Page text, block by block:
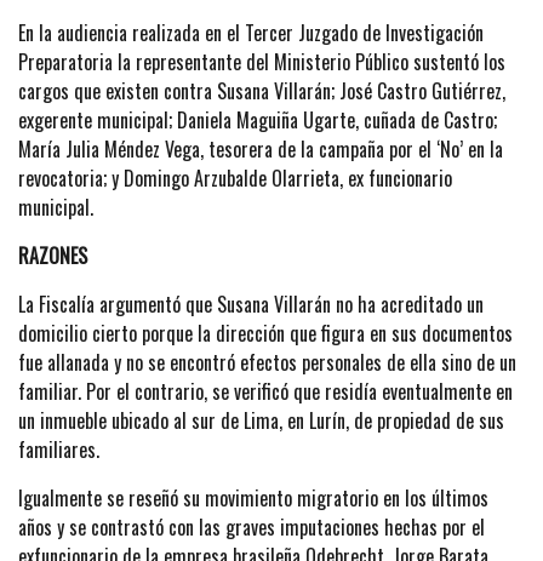
En la audiencia realizada en el Tercer Juzgado de Investigación
Preparatoria la representante del Ministerio Público sustentó los
cargos que existen contra Susana Villarán; José Castro Gutiérrez,
exgerente municipal; Daniela Maguiña Ugarte, cuñada de Castro;
María Julia Méndez Vega, tesorera de la campaña por el ‘No’ en la
revocatoria; y Domingo Arzubalde Olarrieta, ex funcionario
municipal.
RAZONES
La Fiscalía argumentó que Susana Villarán no ha acreditado un
domicilio cierto porque la dirección que figura en sus documentos
fue allanada y no se encontró efectos personales de ella sino de un
familiar. Por el contrario, se verificó que residía eventualmente en
un inmueble ubicado al sur de Lima, en Lurín, de propiedad de sus
familiares.
Igualmente se reseñó su movimiento migratorio en los últimos
años y se contrastó con las graves imputaciones hechas por el